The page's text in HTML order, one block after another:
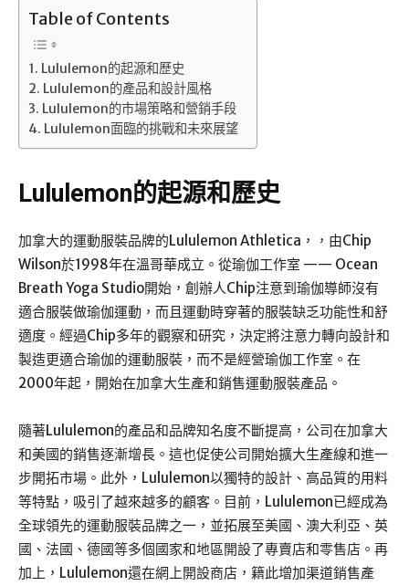
Table of Contents
Lululemon的起源和歷史
Lululemon的產品和設計風格
Lululemon的市場策略和營銷手段
Lululemon面臨的挑戰和未來展望
Lululemon的起源和歷史
加拿大的運動服裝品牌的Lululemon Athletica，，由Chip
Wilson於1998年在溫哥華成立。從瑜伽工作室 —— Ocean
Breath Yoga Studio開始，創辦人Chip注意到瑜伽導師沒有
適合服裝做瑜伽運動，而且運動時穿著的服裝缺乏功能性和舒
適度。經過Chip多年的觀察和研究，決定將注意力轉向設計和
製造更適合瑜伽的運動服裝，而不是經營瑜伽工作室。在
2000年起，開始在加拿大生產和銷售運動服裝產品。
隨著Lululemon的產品和品牌知名度不斷提高，公司在加拿大
和美國的銷售逐漸增長。這也促使公司開始擴大生產線和進一
步開拓市場。此外，Lululemon以獨特的設計、高品質的用料
等特點，吸引了越來越多的顧客。目前，Lululemon已經成為
全球領先的運動服裝品牌之一，並拓展至美國、澳大利亞、英
國、法國、德國等多個國家和地區開設了專賣店和零售店。再
加上，Lululemon還在網上開設商店，籍此增加渠道銷售產